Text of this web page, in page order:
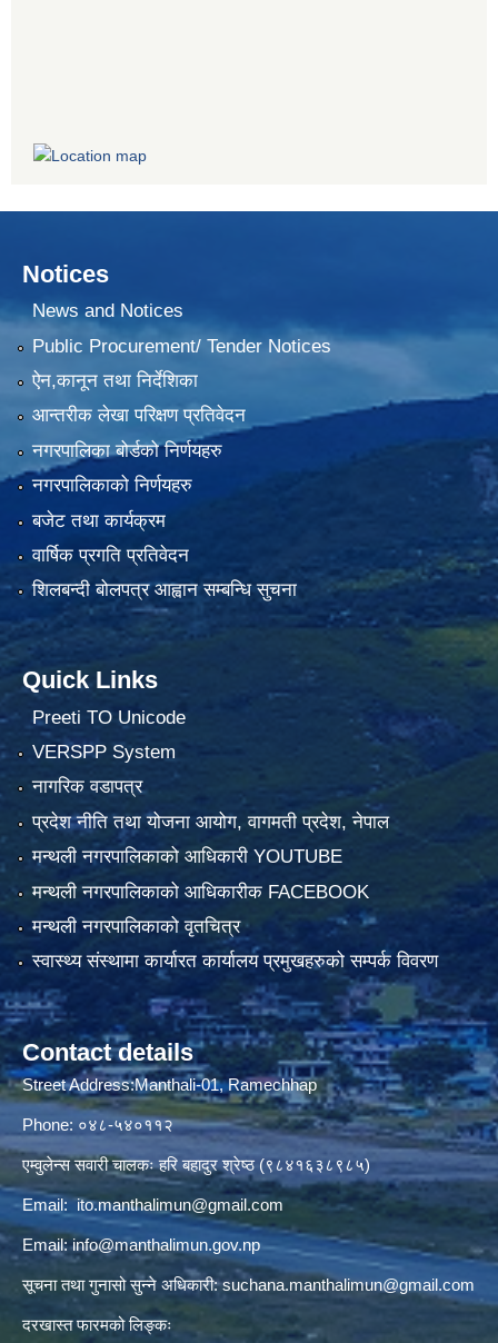
Notices
News and Notices
Public Procurement/ Tender Notices
ऐन,कानून तथा निर्देशिका
आन्तरीक लेखा परिक्षण प्रतिवेदन
नगरपालिका बोर्डको निर्णयहरु
नगरपालिकाको निर्णयहरु
बजेट तथा कार्यक्रम
वार्षिक प्रगति प्रतिवेदन
शिलबन्दी बोलपत्र आह्वान सम्बन्धि सुचना
Quick Links
Preeti TO Unicode
VERSPP System
नागरिक वडापत्र
प्रदेश नीति तथा योजना आयोग, वागमती प्रदेश, नेपाल
मन्थली नगरपालिकाको आधिकारी YOUTUBE
मन्थली नगरपालिकाको आधिकारीक FACEBOOK
मन्थली नगरपालिकाको वृतचित्र
स्वास्थ्य संस्थामा कार्यारत कार्यालय प्रमुखहरुको सम्पर्क विवरण
Contact details
Street Address:Manthali-01, Ramechhap
Phone: ०४८-५४०११२
एम्वुलेन्स सवारी चालकः हरि बहादुर श्रेष्ठ (९८४१६३८९८५)
Email:ito.manthalimun@gmail.com
Email:info@manthalimun.gov.np
सूचना तथा गुनासो सुन्ने अधिकारी:suchana.manthalimun@gmail.com
दरखास्त फारमको लिङ्कः